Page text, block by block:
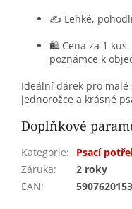
✍️ Lehké,
🛍️ Cena za 1 kus
poznámce k
Ideální dárek pro
jednorožce a krásné
Doplňkové
Kategorie:
Psací
Záruka:
2 roky
EAN: